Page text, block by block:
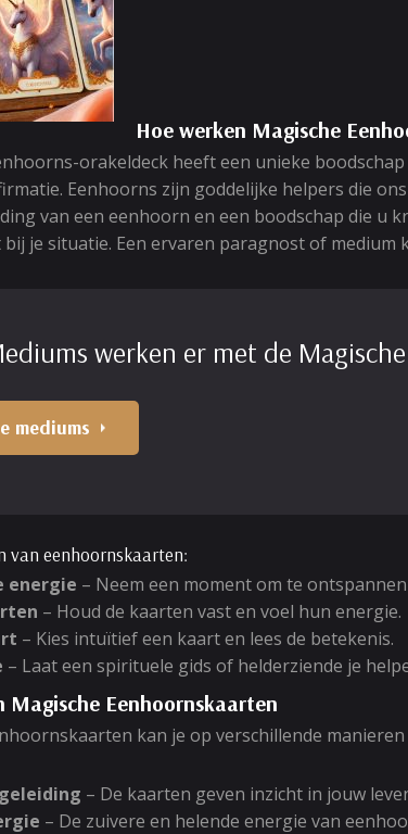
Hoe werken Magische
orakeldeck heeft een unieke
Eenhoorns zijn goddelijke helpers die
van een eenhoorn en een boodschap die
je situatie. Een ervaren paragnost of
werken er met de
mediums
van eenhoornskaarten:
energie – Neem een moment om te
– Houd de kaarten vast en voel hun energie.
– Kies intuïtief een kaart en lees de betekenis.
– Laat een spirituele gids of helderziende je
Magische Eenhoornskaarten
kan je op verschillende
– De kaarten geven inzicht in jouw
– De zuivere en helende energie van